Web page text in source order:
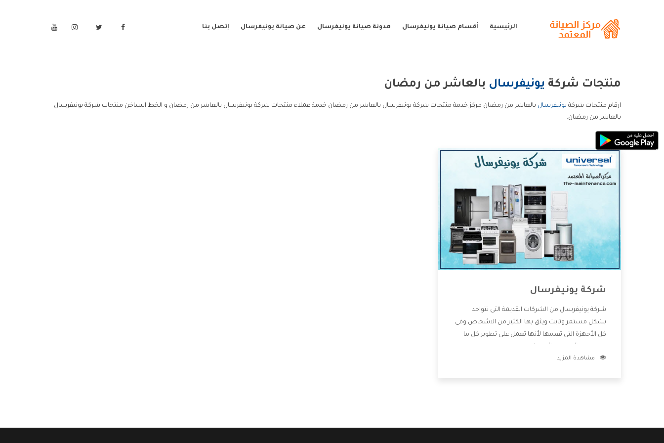
الرئيسية أقسام صيانة يونيفرسال مدونة صيانة يونيفرسال عن صيانة يونيفرسال إتصل بنا
منتجات شركة يونيفرسال بالعاشر من رمضان
ارقام منتجات شركة يونيفرسال بالعاشر من رمضان مركز خدمة منتجات شركة يونيفرسال بالعاشر من رمضان خدمة عملاء منتجات شركة يونيفرسال بالعاشر من رمضان و الخط الساخن منتجات شركة يونيفرسال
بالعاشر من رمضان.
شركة يونيفرسال
شركة يونيفرسال من الشركات القديمة التى تتواجد
بشكل مستمر وثابت ويثق بها الكثير من الاشخاص وفى
كل الأجهزة التى تقدمها لأنها تعمل على تطوير كل ما
أفضل خدمات ما بعد البيع مع المنتجات وتقدم للعملاء
مشاهدة المزيد